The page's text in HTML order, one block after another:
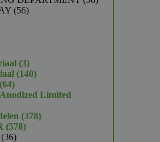
5656
33
producten
140140
6464
productenLimited
378378
578578
3636